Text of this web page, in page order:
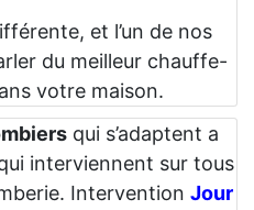
et l’un de nos
du meilleur chauffe-
votre maison.
qui s’adaptent a
interviennent sur tous
Intervention Jour